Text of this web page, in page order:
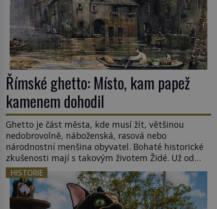
Římské ghetto: Místo, kam papež
kamenem dohodil
Ghetto je část města, kde musí žít, většinou
nedobrovolně, náboženská, rasová nebo
národnostní menšina obyvatel. Bohaté historické
zkušenosti mají s takovým životem Židé. Už od
středověku jsou totiž v každou chvíli nuceni v
nějakém žít. Mezi ty nejslavnější patří i římské
ghetto založené v roce 1555. Pokud jde o vztah
k Židům, nemá se Řím čím chlubit. […]
HISTORIE